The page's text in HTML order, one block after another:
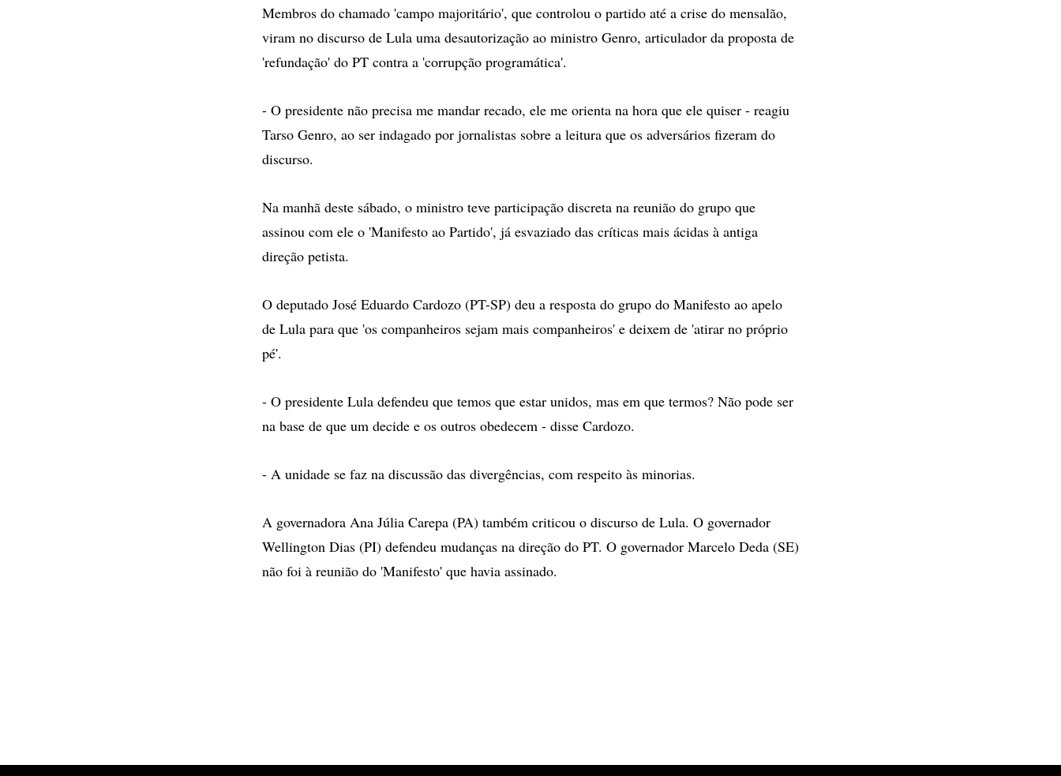
Membros do chamado 'campo majoritário', que controlou o partido até a crise do mensalão,
viram no discurso de Lula uma desautorização ao ministro Genro, articulador da proposta de
'refundação' do PT contra a 'corrupção programática'.
- O presidente não precisa me mandar recado, ele me orienta na hora que ele quiser - reagiu
Tarso Genro, ao ser indagado por jornalistas sobre a leitura que os adversários fizeram do
discurso.
Na manhã deste sábado, o ministro teve participação discreta na reunião do grupo que
assinou com ele o 'Manifesto ao Partido', já esvaziado das críticas mais ácidas à antiga
direção petista.
O deputado José Eduardo Cardozo (PT-SP) deu a resposta do grupo do Manifesto ao apelo
de Lula para que 'os companheiros sejam mais companheiros' e deixem de 'atirar no próprio
pé'.
- O presidente Lula defendeu que temos que estar unidos, mas em que termos? Não pode ser
na base de que um decide e os outros obedecem - disse Cardozo.
- A unidade se faz na discussão das divergências, com respeito às minorias.
A governadora Ana Júlia Carepa (PA) também criticou o discurso de Lula. O governador
Wellington Dias (PI) defendeu mudanças na direção do PT. O governador Marcelo Deda (SE)
não foi à reunião do 'Manifesto' que havia assinado.